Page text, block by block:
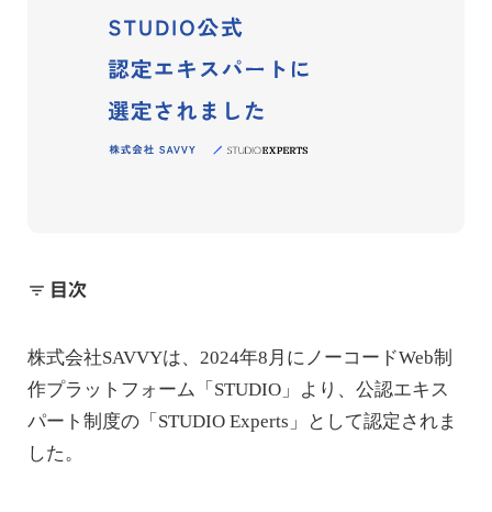
filter_list 目次
株式会社SAVVYは、2024年8月にノーコードWeb制
作プラットフォーム「 STUDIO 」より、公認エキス
パート制度の「STUDIO Experts」として認定されま
した。